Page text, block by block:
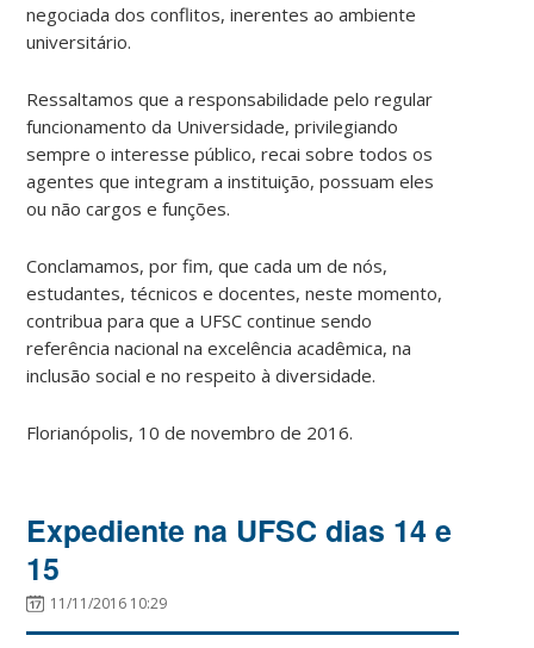
negociada dos conflitos, inerentes ao ambiente
universitário.
Ressaltamos que a responsabilidade pelo regular
funcionamento da Universidade, privilegiando
sempre o interesse público, recai sobre todos os
agentes que integram a instituição, possuam eles
ou não cargos e funções.
Conclamamos, por fim, que cada um de nós,
estudantes, técnicos e docentes, neste momento,
contribua para que a UFSC continue sendo
referência nacional na excelência acadêmica, na
inclusão social e no respeito à diversidade.
Florianópolis, 10 de novembro de 2016.
Expediente na UFSC dias 14 e
15
11/11/2016 10:29